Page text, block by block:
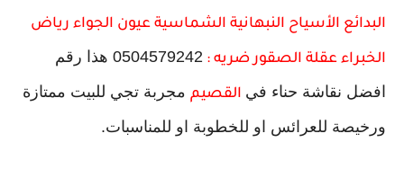
البدائع الأسياح النبهانية الشماسية عيون الجواء رياض
الخبراء عقلة الصقور ضريه :
0504579242 هذا رقم
افضل نقاشة حناء في القصيم مجربة تجي للبيت ممتازة
ورخيصة للعرائس او للخطوبة او للمناسبات.